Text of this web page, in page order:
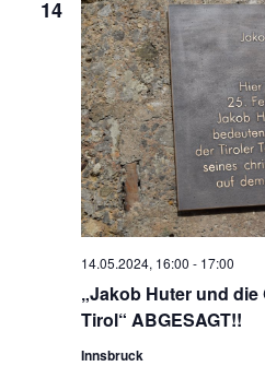
14
„Jakob Huter und
Tirol“ ABGESAGT!!
14.05.2024, 16:00 - 17:00
Innsbruck